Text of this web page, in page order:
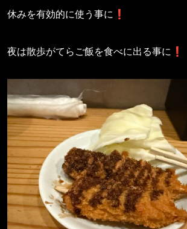
休みを有効的に使う事に❗️
夜は散歩がてらご飯を食べに出る事に❗️